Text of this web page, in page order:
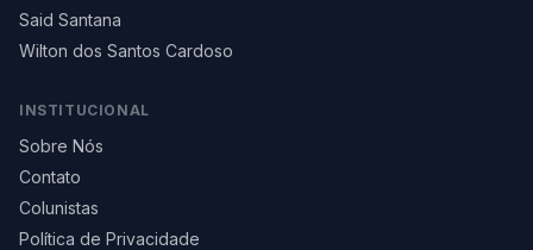
Said Santana
Wilton dos Santos Cardoso
INSTITUCIONAL
Sobre Nós
Contato
Colunistas
Política de Privacidade